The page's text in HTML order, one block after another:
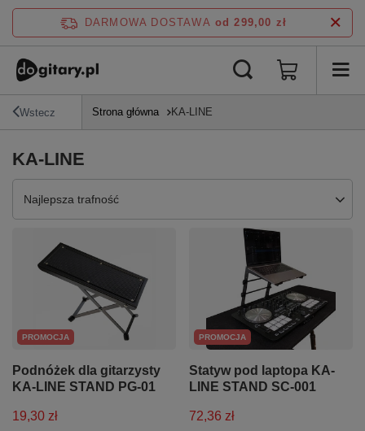
DARMOWA DOSTAWA od 299,00 zł
Wstecz Strona główna KA-LINE
KA-LINE
Zmień sortowanie
Najlepsza trafność
PROMOCJA
Podnóżek dla gitarzysty
KA-LINE STAND PG-01
19,30 zł
PROMOCJA
Statyw pod laptopa KA-
LINE STAND SC-001
72,36 zł